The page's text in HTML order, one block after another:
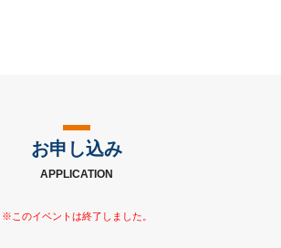
お申し込み
APPLICATION